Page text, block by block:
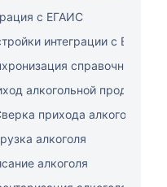
с ЕГАИС
интеграции с ЕГАИС
справочников
алкогольной продукции
прихода алкоголя на
алкоголя
алкоголя